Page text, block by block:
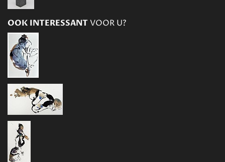
OOK INTERESSANTVOOR U?